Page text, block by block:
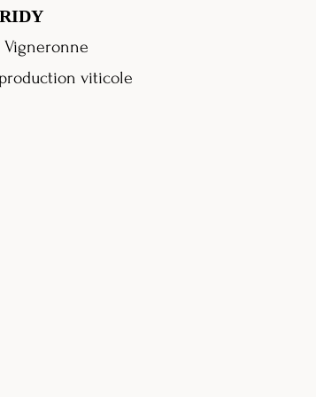
viticole